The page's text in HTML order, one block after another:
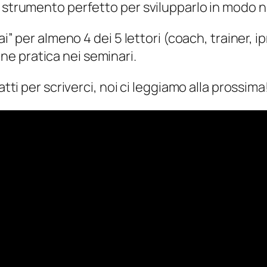
strumento perfetto per svilupparlo in modo
per almeno 4 dei 5 lettori (coach, trainer,
pratica nei seminari.
per scriverci, noi ci leggiamo alla